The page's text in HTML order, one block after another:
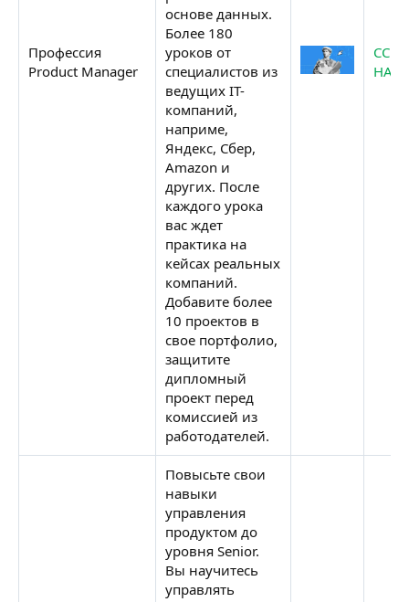
Профессия
Product Manager
основе данных.
Более 180
уроков от
специалистов из
ведущих IT-
компаний,
наприме,
Яндекс, Сбер,
Amazon и
других. После
каждого урока
вас ждет
практика на
кейсах реальных
компаний.
Добавите более
10 проектов в
свое портфолио,
защитите
дипломный
проект перед
комиссией из
работодателей.
НА
Повысьте свои
навыки
управления
продуктом до
уровня Senior.
Вы научитесь
управлять